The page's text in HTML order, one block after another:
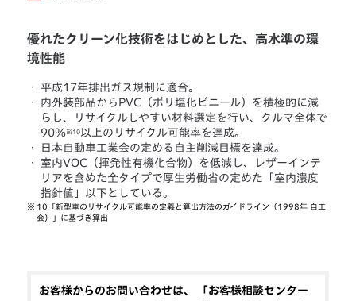
優れたクリーン化技術をはじめとした、高水準の環
境性能
・
平成17年排出ガス規制に適合。
・
内外装部品からPVC（ポリ塩化ビニール）を積極的に減
らし、リサイクルしやすい材料選定を行い、クルマ全体で
90％※10以上のリサイクル可能率を達成。
・
日本自動車工業会の定める自主削減目標を達成。
・
室内VOC（揮発性有機化合物）を低減し、レザーインテ
リアを含めた全タイプで厚生労働省の定めた「室内濃度
指針値」以下としている。
※ 10「新型車のリサイクル可能率の定義と算出方法のガイドライン（1998年 自工
会）」に基づき算出
お客様からのお問い合わせは、 「お客様相談センター